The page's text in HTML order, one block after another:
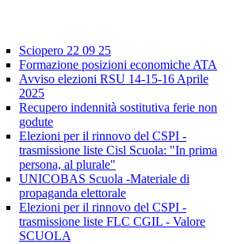
Sciopero 22 09 25
Formazione posizioni economiche ATA
Avviso elezioni RSU 14-15-16 Aprile
2025
Recupero indennità sostitutiva ferie non
godute
Elezioni per il rinnovo del CSPI -
trasmissione liste Cisl Scuola: "In prima
persona, al plurale"
UNICOBAS Scuola -Materiale di
propaganda elettorale
Elezioni per il rinnovo del CSPI -
trasmissione liste FLC CGIL - Valore
SCUOLA